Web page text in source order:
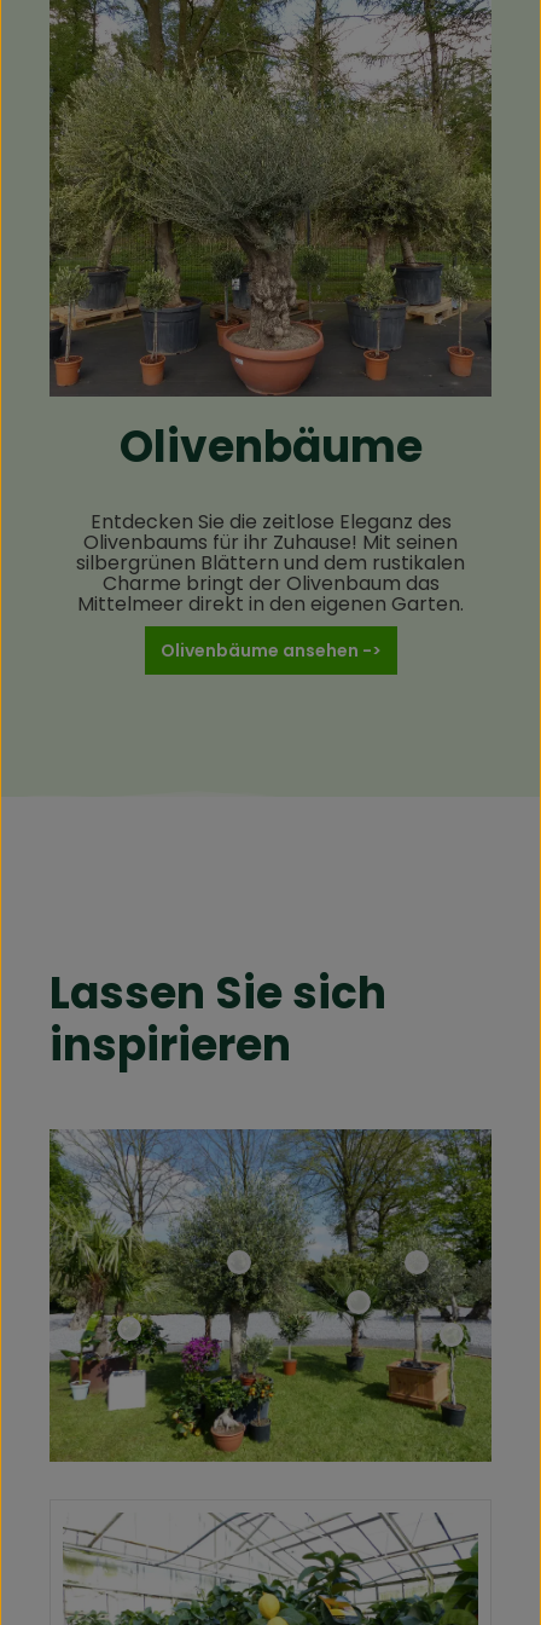
Olivenbäume
Entdecken Sie die zeitlose Eleganz des
Olivenbaums für ihr Zuhause! Mit seinen
silbergrünen Blättern und dem rustikalen
Charme bringt der Olivenbaum das
Mittelmeer direkt in den eigenen Garten.
Olivenbäume ansehen ->
Lassen Sie sich
inspirieren